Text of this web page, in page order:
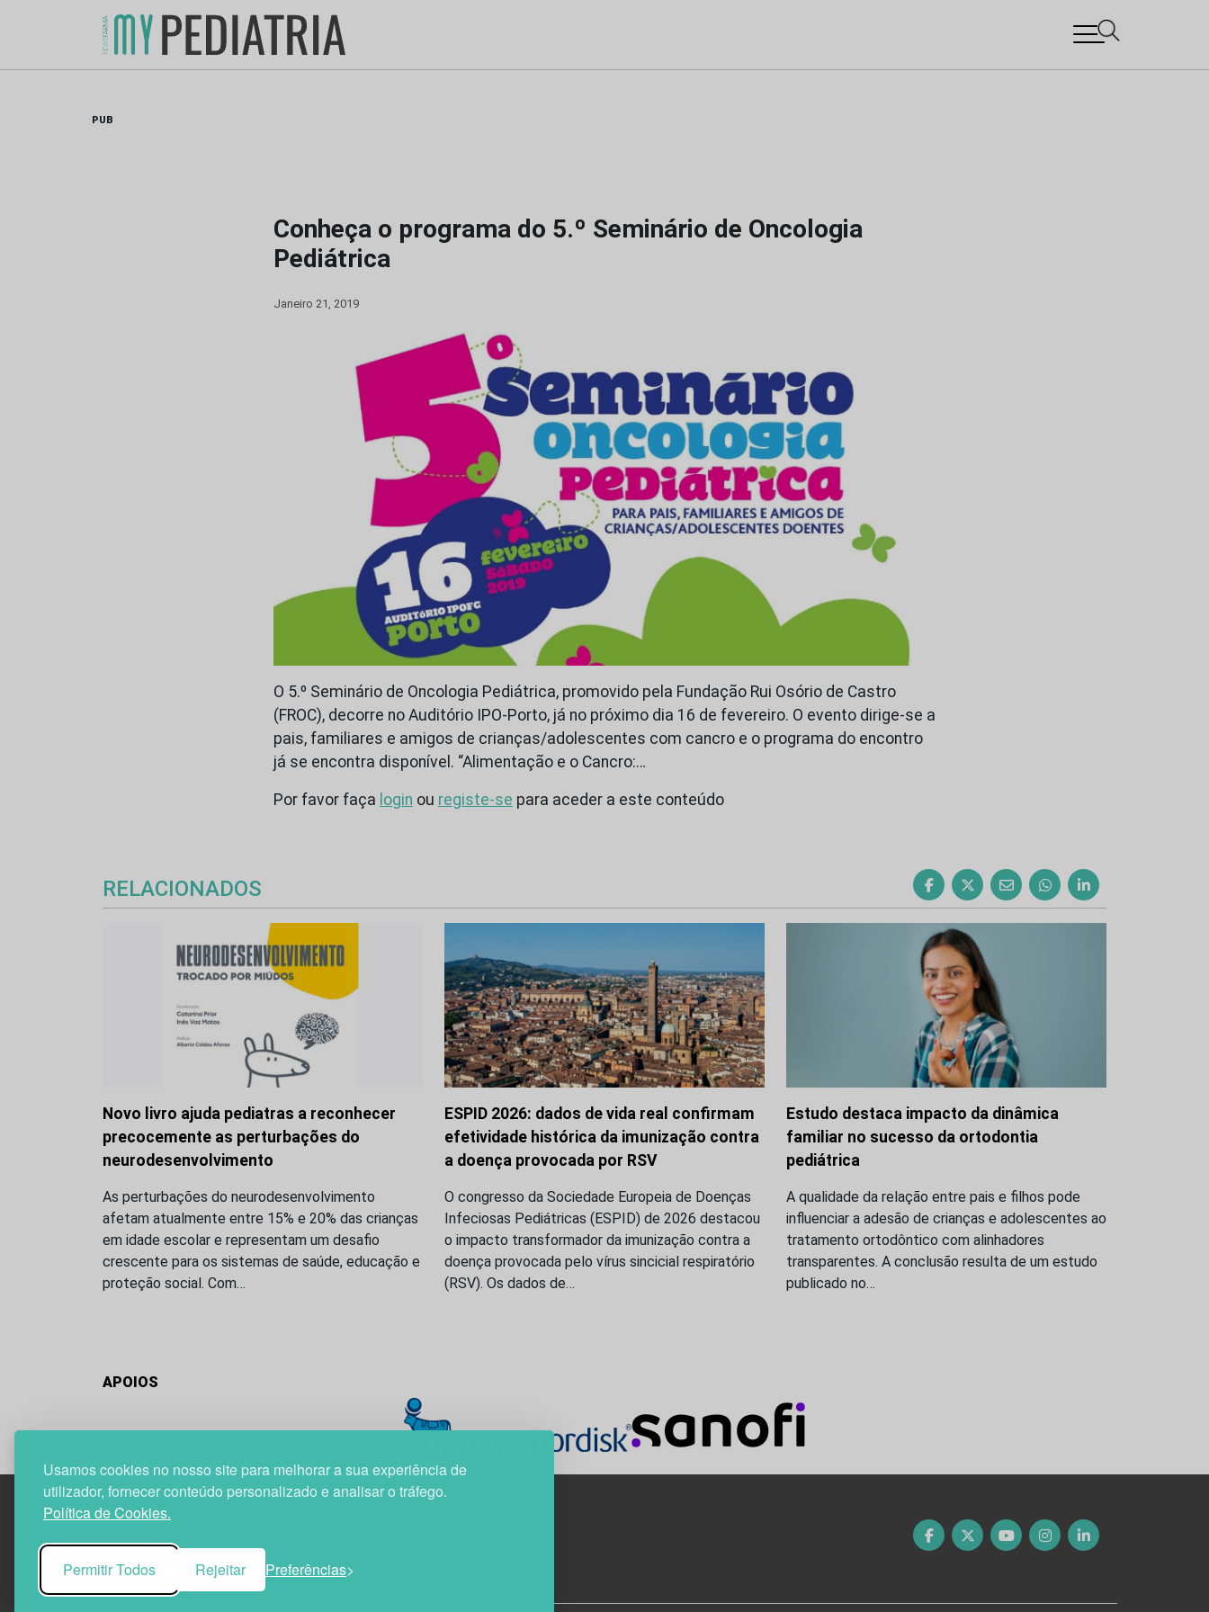
Usamos cookies no nosso site para melhorar a sua experiência de
utilizador, fornecer conteúdo personalizado e analisar o tráfego.
Política de Cookies.
Permitir Todos Rejeitar Preferências
PUB
Conheça o programa do 5.º Seminário de Oncologia
Pediátrica
Janeiro 21, 2019
O 5.º Seminário de Oncologia Pediátrica, promovido pela Fundação Rui Osório de Castro
(FROC), decorre no Auditório IPO-Porto, já no próximo dia 16 de fevereiro. O evento dirige-se a
pais, familiares e amigos de crianças/adolescentes com cancro e o programa do encontro
já se encontra disponível. “Alimentação e o Cancro:…
Por favor faça login ou registe-se para aceder a este conteúdo
RELACIONADOS
Novo livro ajuda pediatras a reconhecer
precocemente as perturbações do
neurodesenvolvimento
As perturbações do neurodesenvolvimento
afetam atualmente entre 15% e 20% das crianças
em idade escolar e representam um desafio
crescente para os sistemas de saúde, educação e
proteção social. Com…
ESPID 2026: dados de vida real confirmam
efetividade histórica da imunização contra
a doença provocada por RSV
O congresso da Sociedade Europeia de Doenças
Infeciosas Pediátricas (ESPID) de 2026 destacou
o impacto transformador da imunização contra a
doença provocada pelo vírus sincicial respiratório
(RSV). Os dados de…
Estudo destaca impacto da dinâmica
familiar no sucesso da ortodontia
pediátrica
A qualidade da relação entre pais e filhos pode
influenciar a adesão de crianças e adolescentes ao
tratamento ortodôntico com alinhadores
transparentes. A conclusão resulta de um estudo
publicado no…
APOIOS
1800-282 Lisboa | Portugal
21 850 40 65